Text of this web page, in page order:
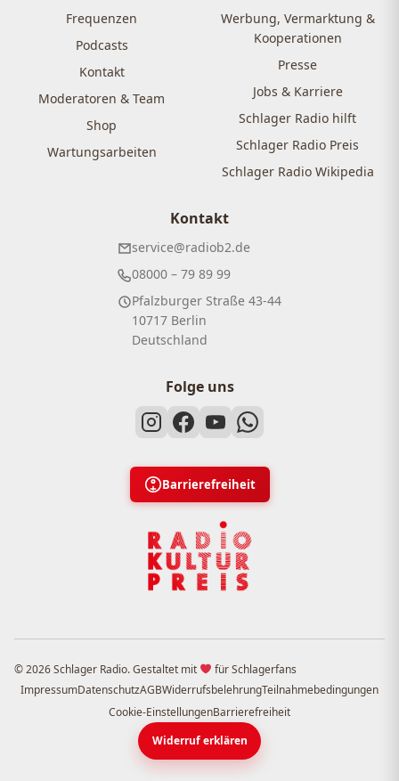
Frequenzen
Podcasts
Kontakt
Moderatoren & Team
Shop
Wartungsarbeiten
Werbung, Vermarktung &
Kooperationen
Presse
Jobs & Karriere
Schlager Radio hilft
Schlager Radio Preis
Schlager Radio Wikipedia
Kontakt
service@radiob2.de
08000 – 79 89 99
Pfalzburger Straße 43-44
10717 Berlin
Deutschland
Folge uns
Barrierefreiheit
© 2026 Schlager Radio. Gestaltet mit
für Schlagerfans
ImpressumDatenschutzAGBWiderrufsbelehrungTeilnahmebedingungen
Cookie-EinstellungenBarrierefreiheit
Widerruf erklären